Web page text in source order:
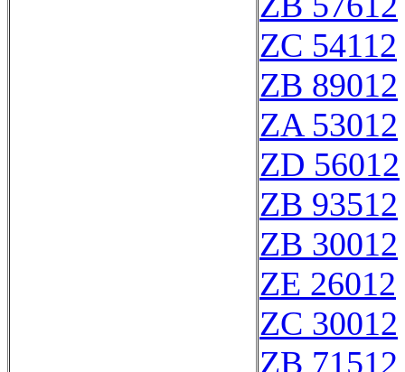
ZC 54112
ZB 89012
ZA 53012
ZD 56012
ZB 93512
ZB 30012
ZE 26012
ZC 30012
ZB 71512